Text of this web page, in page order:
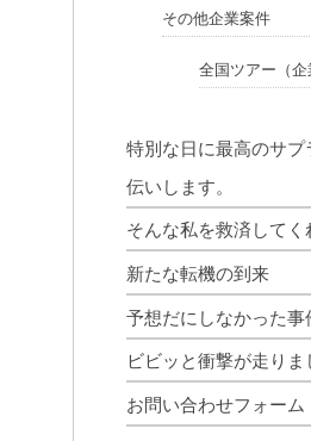
その他企業案件
全国ツアー（企
特別な日に最高のサプ
伝いします。
そんな私を救済してく
新たな転機の到来
予想だにしなかった事
ビビッと衝撃が走りま
お問い合わせフォーム